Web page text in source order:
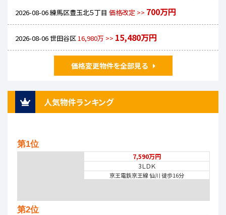
2026-08-06練馬区豊玉北５丁目 価格改定 >> 700万円
2026-08-06世田谷区16,980万 >> 15,480万円
価格変更物件を全部見る
人気物件ランキング
第1位
7,590万円
3ＬＤＫ
京王電鉄京王線 仙川 徒歩16分
第2位